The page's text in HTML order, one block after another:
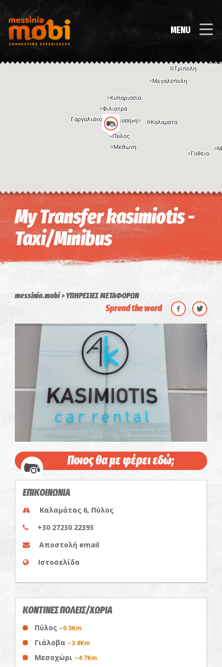
MENU
Η εικόνα ενδέχεται να υπόκειται σε πνευματικά δικαιώματα Όροι
My Transfer kasimiotis -
Taxi/Minibus
messinia.mobi ΥΠΗΡΕΣΙΕΣ ΜΕΤΑΦΟΡΩΝ
Spread the word
Ποιος θα με φέρει εδώ;
ΕΠΙΚΟΙΝΩΝΙΑ
Καλαμάτας 6, Πύλος
+30 27230 22393
Αποστολή email
Ιστοσελίδα
ΚΟΝΤΙΝΕΣ ΠΟΛΕΙΣ/ΧΩΡΙΑ
Πύλος ~0.5Km
Γιάλοβα ~3.8Km
Μεσοχώρι ~4.7Km